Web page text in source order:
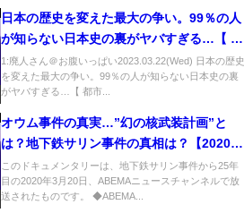
日本の歴史を変えた最大の争い。99％の人
が知らない日本史の裏がヤバすぎる…【 都
市伝説 豊臣秀吉 天草四郎 キリスト 島原の
乱 日本史 】
1:廃人さん＠お腹いっぱい2023.03.22(Wed) 日本の歴史
を変えた最大の争い。99％の人が知らない日本史の裏
がヤバすぎる…【 都市...
オウム事件の真実…”幻の核武装計画”と
は？地下鉄サリン事件の真相は？【2020年
3月放送】＃オウム真理教 ＃ドキュメンタ
リー
このドキュメンタリーは、地下鉄サリン事件から25年
目の2020年3月20日、ABEMAニュースチャンネルで放
送されたものです。 ◆ABEMA...